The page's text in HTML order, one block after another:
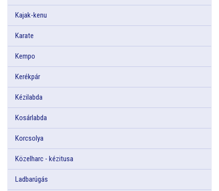
Kajak-kenu
Karate
Kempo
Kerékpár
Kézilabda
Kosárlabda
Korcsolya
Közelharc - kézitusa
Ladbarúgás